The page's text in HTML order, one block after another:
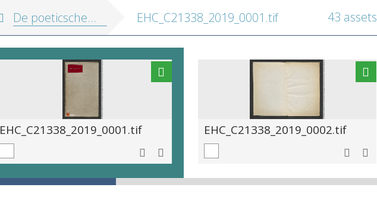
De poeticsche werken EHC_C21338_2019_0001.tif 43 assets
EHC_C21338_2019_0001.tif EHC_C21338_2019_0002.tif